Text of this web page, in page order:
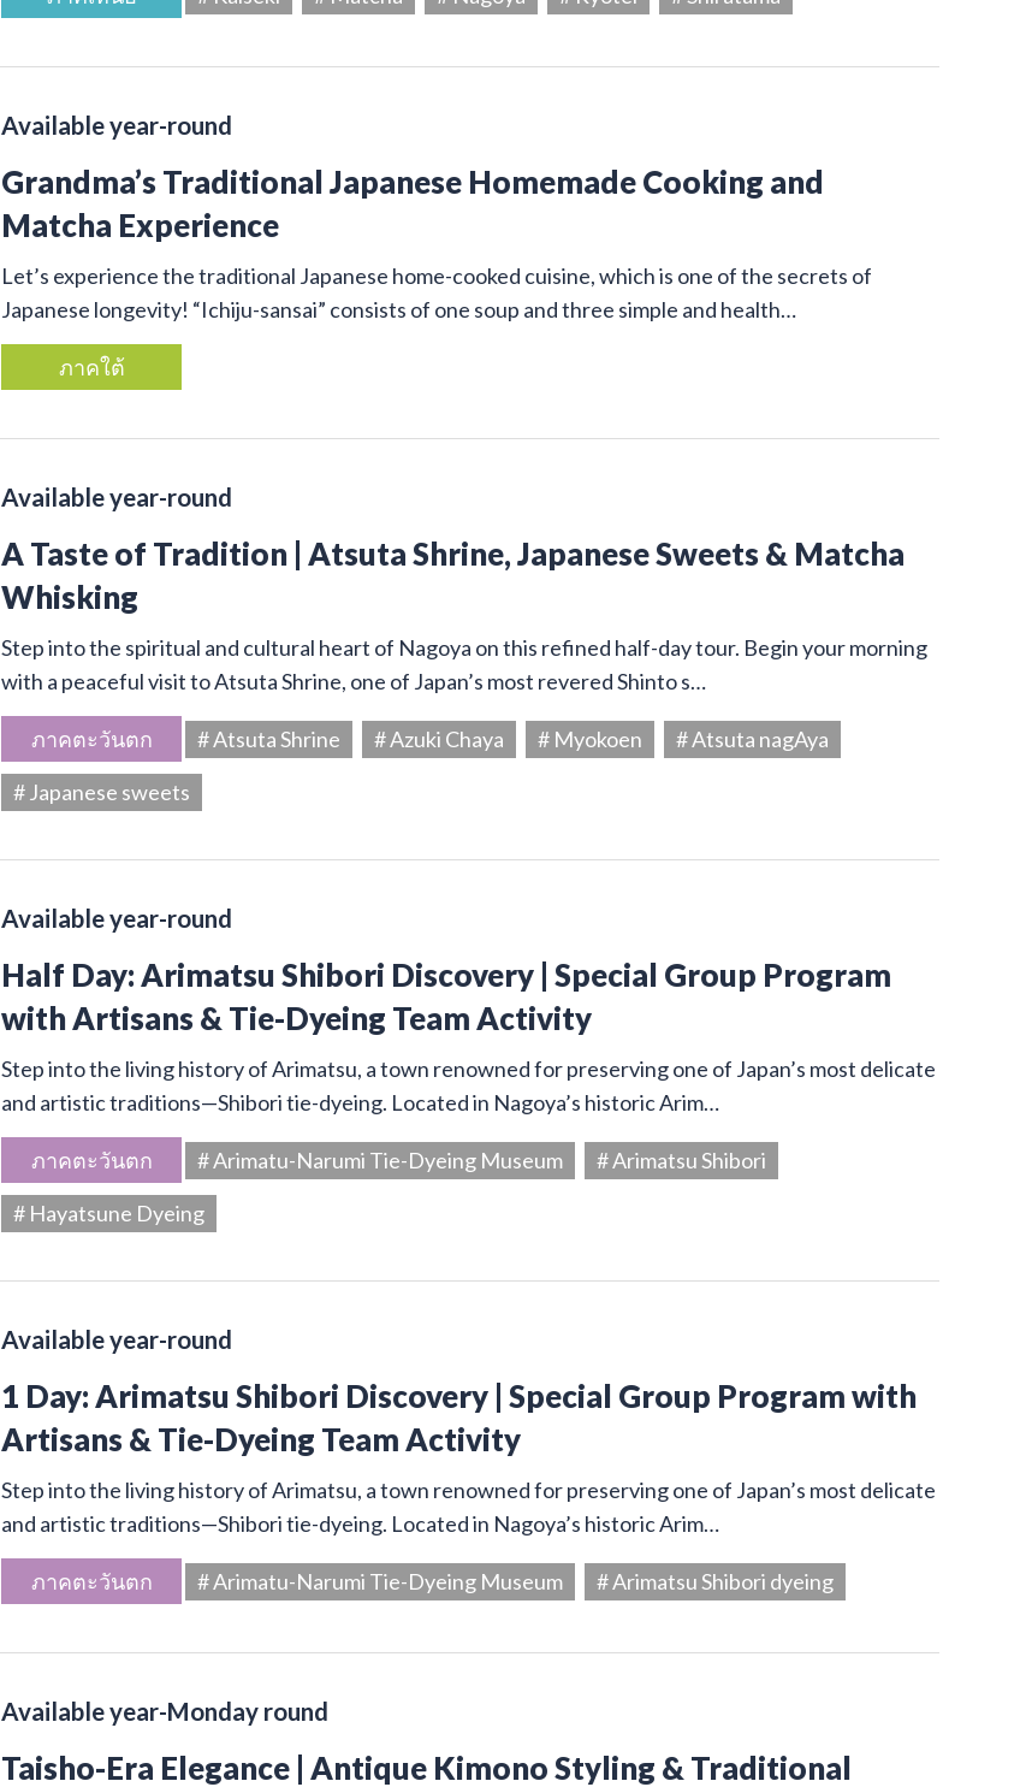
Available year-round
Grandma’s Traditional Japanese Homemade Cooking and
Matcha Experience
Let’s experience the traditional Japanese home-cooked cuisine, which is one of the secrets of
Japanese longevity! “Ichiju-sansai” consists of one soup and three simple and health…
ภาคใต้
Available year-round
A Taste of Tradition | Atsuta Shrine, Japanese Sweets & Matcha
Whisking
Step into the spiritual and cultural heart of Nagoya on this refined half-day tour. Begin your morning
with a peaceful visit to Atsuta Shrine, one of Japan’s most revered Shinto s…
ภาคตะวันตก # Atsuta Shrine # Azuki Chaya # Myokoen
# Atsuta nagAya
# Japanese sweets
Available year-round
Half Day: Arimatsu Shibori Discovery | Special Group Program
with Artisans & Tie-Dyeing Team Activity
Step into the living history of Arimatsu, a town renowned for preserving one of Japan’s most delicate
and artistic traditions—Shibori tie-dyeing. Located in Nagoya’s historic Arim…
ภาคตะวันตก # Arimatu-Narumi Tie-Dyeing Museum
# Arimatsu Shibori
# Hayatsune Dyeing
Available year-round
1 Day: Arimatsu Shibori Discovery | Special Group Program with
Artisans & Tie-Dyeing Team Activity
Step into the living history of Arimatsu, a town renowned for preserving one of Japan’s most delicate
and artistic traditions—Shibori tie-dyeing. Located in Nagoya’s historic Arim…
ภาคตะวันตก # Arimatu-Narumi Tie-Dyeing Museum # Arimatsu Shibori dyeing
Available year-Monday round
Taisho-Era Elegance | Antique Kimono Styling & Traditional